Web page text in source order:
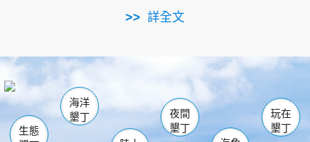
詳全文
南仁湖
海生館
恆春 佳樂水
龍鑾潭自然中心 森林遊樂區
瓊麻館
關山 墾管處遊客中心
社頂公園 風吹沙
船帆石
白砂 龍磐公園
香蕉灣
砂島
鵝鑾鼻
生態
海洋
墾丁
夜間
墾丁
玩在
墾丁